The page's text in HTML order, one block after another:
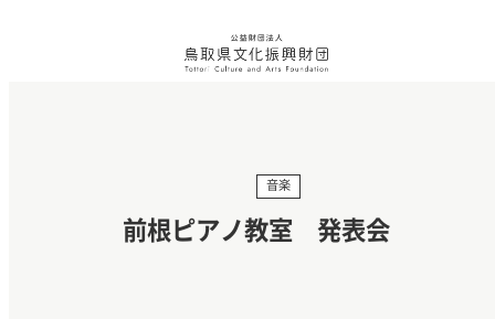
音楽
前根ピアノ教室 発表会